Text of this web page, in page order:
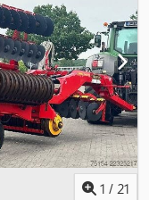
1 / 21